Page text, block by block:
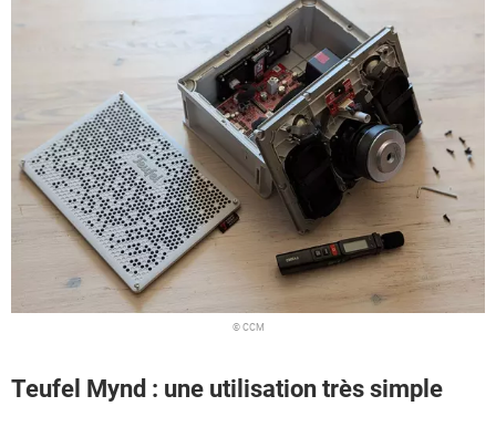
© CCM
Teufel Mynd : une utilisation très simple